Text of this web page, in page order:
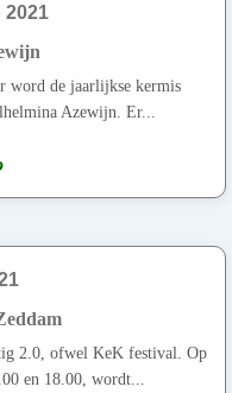
2021
word de jaarlijkse kermis
Azewijn. Er...
2.0, ofwel KeK festival. Op
en 18.00, wordt...